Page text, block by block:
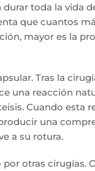
toda la vida
que cuantos
mayor es la
Tras la
una reacción
Cuando esta
una
a su rotura.
por otras cirugías.